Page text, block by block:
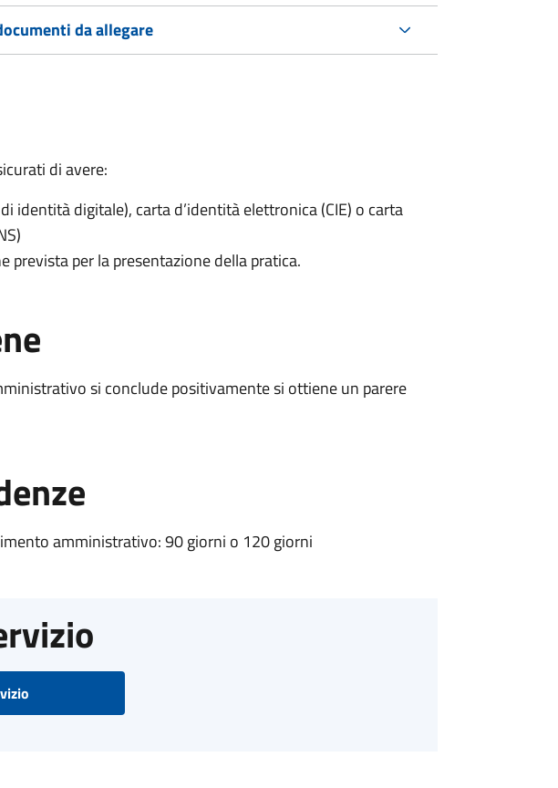
da allegare
di avere:
identità digitale), carta d’identità elettronica (CIE) o carta
prevista per la presentazione della pratica.
si conclude positivamente si ottiene un parere
amministrativo: 90 giorni o 120 giorni